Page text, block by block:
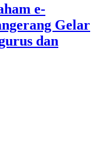
e-
Gelar
dan